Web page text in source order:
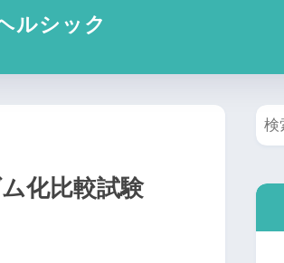
化比較試験